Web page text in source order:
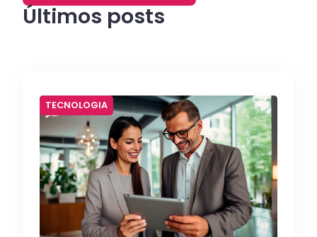
Últimos posts
TECNOLOGIA